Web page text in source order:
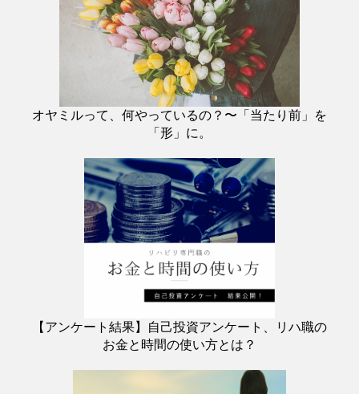
オヤミルって、何やっているの？〜「当たり前」を
「形」に。
【アンケート結果】自己投資アンケート、リハ職の
お金と時間の使い方とは？